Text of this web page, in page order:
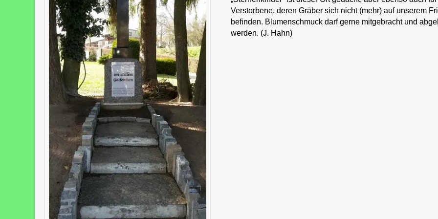
Verstorbene, deren Gräber sich nicht (mehr) auf unserem
befinden. Blumenschmuck darf gerne mitgebracht und
werden. (J. Hahn)